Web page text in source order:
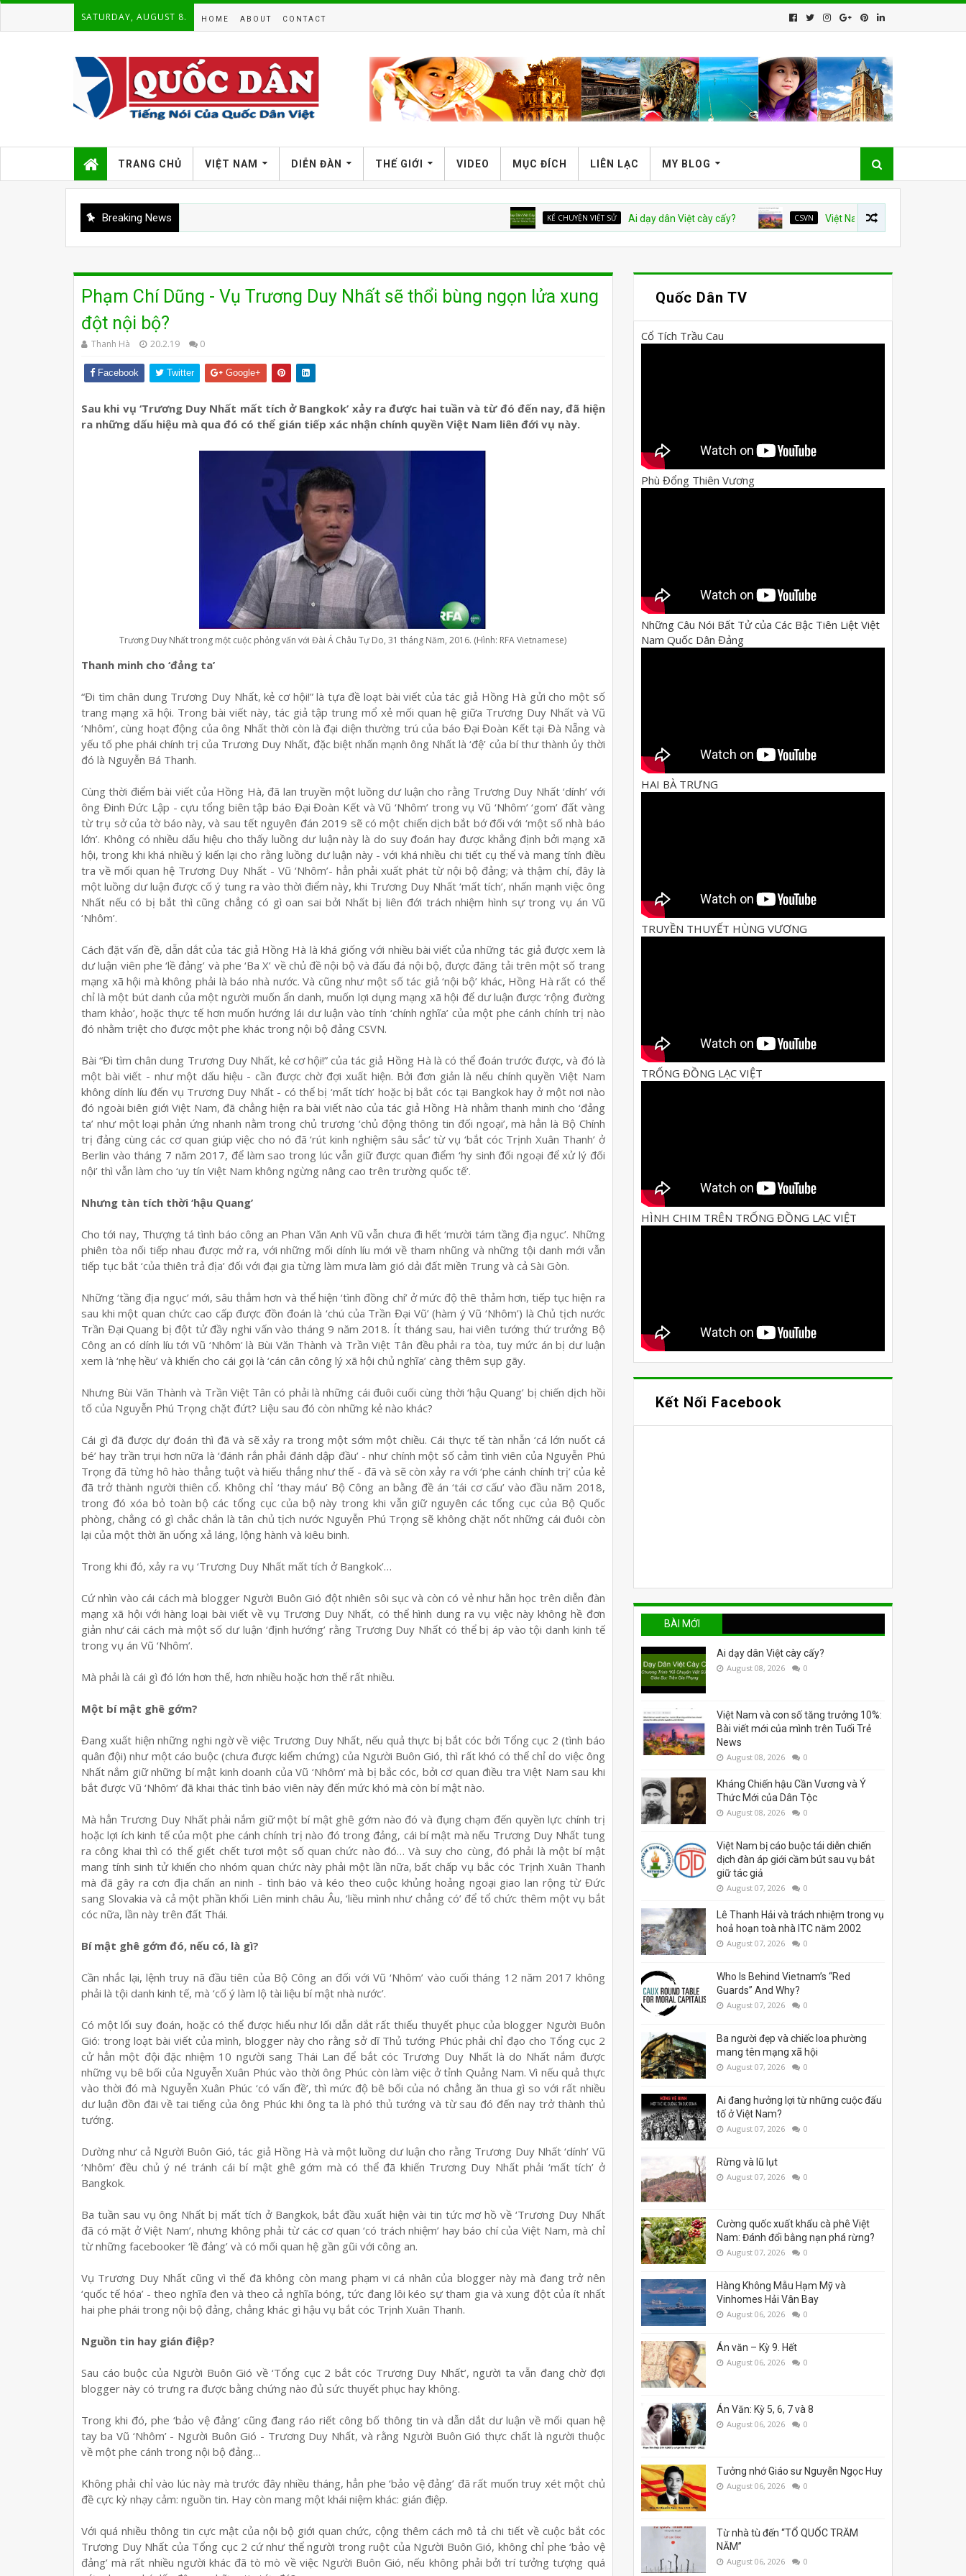
SATURDAY, AUGUST 8. HOME ABOUT CONTACT
TRANG CHỦ VIỆT NAM DIỄN ĐÀN THẾ GIỚI VIDEO MỤC ĐÍCH LIÊN LẠC MY BLOG
Breaking News KỂ CHUYỆN VIỆT SỬ Ai dạy dân Việt cày cấy? CSVN Việt Nam và con số tăng trưởng 10%:
Phạm Chí Dũng - Vụ Trương Duy Nhất sẽ thổi bùng ngọn lửa xung
đột nội bộ?
Thanh Hà 20.2.19 0
Facebook Twitter Google+
Sau khi vụ ‘Trương Duy Nhất mất tích ở Bangkok’ xảy ra được hai tuần và từ đó đến nay, đã hiện
ra những dấu hiệu mà qua đó có thể gián tiếp xác nhận chính quyền Việt Nam liên đới vụ này.
Trương Duy Nhất trong một cuộc phỏng vấn với Đài Á Châu Tự Do, 31 tháng Năm, 2016. (Hình: RFA Vietnamese)
Thanh minh cho ‘đảng ta’
“Đi tìm chân dung Trương Duy Nhất, kẻ cơ hội!” là tựa đề loạt bài viết của tác giả Hồng Hà gửi cho một số
trang mạng xã hội. Trong bài viết này, tác giả tập trung mổ xẻ mối quan hệ giữa Trương Duy Nhất và Vũ
‘Nhôm’, cùng hoạt động của ông Nhất thời còn là đại diện thường trú của báo Đại Đoàn Kết tại Đà Nẵng và
yếu tố phe phái chính trị của Trương Duy Nhất, đặc biệt nhấn mạnh ông Nhất là ‘đệ’ của bí thư thành ủy thời
đó là Nguyễn Bá Thanh.
Cùng thời điểm bài viết của Hồng Hà, đã lan truyền một luồng dư luận cho rằng Trương Duy Nhất ‘dính’ với
ông Đinh Đức Lập - cựu tổng biên tập báo Đại Đoàn Kết và Vũ ‘Nhôm’ trong vụ Vũ ‘Nhôm’ ‘gom’ đất vàng
từ trụ sở của tờ báo này, và sau tết nguyên đán 2019 sẽ có một chiến dịch bắt bớ đối với ‘một số nhà báo
lớn’. Không có nhiều dấu hiệu cho thấy luồng dư luận này là do suy đoán hay được khẳng định bởi mạng xã
hội, trong khi khá nhiều ý kiến lại cho rằng luồng dư luận này - với khá nhiều chi tiết cụ thể và mang tính điều
tra về mối quan hệ Trương Duy Nhất - Vũ ‘Nhôm’- hẳn phải xuất phát từ nội bộ đảng; và thậm chí, đây là
một luồng dư luận được cố ý tung ra vào thời điểm này, khi Trương Duy Nhất ‘mất tích’, nhấn mạnh việc ông
Nhất nếu có bị bắt thì cũng chẳng có gì oan sai bởi Nhất bị liên đới trách nhiệm hình sự trong vụ án Vũ
‘Nhôm’.
Cách đặt vấn đề, dẫn dắt của tác giả Hồng Hà là khá giống với nhiều bài viết của những tác giả được xem là
dư luận viên phe ‘lề đảng’ và phe ‘Ba X’ về chủ đề nội bộ và đấu đá nội bộ, được đăng tải trên một số trang
mạng xã hội mà không phải là báo nhà nước. Và cũng như một số tác giả ‘nội bộ’ khác, Hồng Hà rất có thể
chỉ là một bút danh của một người muốn ẩn danh, muốn lợi dụng mạng xã hội để dư luận được ‘rộng đường
tham khảo’, hoặc thực tế hơn muốn hướng lái dư luận vào tính ‘chính nghĩa’ của một phe cánh chính trị nào
đó nhằm triệt cho được một phe khác trong nội bộ đảng CSVN.
Bài “Đi tìm chân dung Trương Duy Nhất, kẻ cơ hội!” của tác giả Hồng Hà là có thể đoán trước được, và đó là
một bài viết - như một dấu hiệu - cần được chờ đợi xuất hiện. Bởi đơn giản là nếu chính quyền Việt Nam
không dính líu đến vụ Trương Duy Nhất - có thể bị ‘mất tích’ hoặc bị bắt cóc tại Bangkok hay ở một nơi nào
đó ngoài biên giới Việt Nam, đã chẳng hiện ra bài viết nào của tác giả Hồng Hà nhằm thanh minh cho ‘đảng
ta’ như một loại phản ứng nhanh nằm trong chủ trương ‘chủ động thông tin đối ngoại’, mà hẳn là Bộ Chính
trị đảng cùng các cơ quan giúp việc cho nó đã ‘rút kinh nghiệm sâu sắc’ từ vụ ‘bắt cóc Trịnh Xuân Thanh’ ở
Berlin vào tháng 7 năm 2017, để làm sao trong lúc vẫn giữ được quan điểm ‘hy sinh đối ngoại để xử lý đối
nội’ thì vẫn làm cho ‘uy tín Việt Nam không ngừng nâng cao trên trường quốc tế’.
Nhưng tàn tích thời ‘hậu Quang’
Cho tới nay, Thượng tá tình báo công an Phan Văn Anh Vũ vẫn chưa đi hết ‘mười tám tầng địa ngục’. Những
phiên tòa nối tiếp nhau được mở ra, với những mối dính líu mới về tham nhũng và những tội danh mới vẫn
tiếp tục bắt ‘của thiên trả địa’ đối với đại gia từng làm mưa làm gió dải đất miền Trung và cả Sài Gòn.
Những ‘tầng địa ngục’ mới, sâu thẳm hơn và thể hiện ‘tình đồng chí’ ở mức độ thê thảm hơn, tiếp tục hiện ra
sau khi một quan chức cao cấp được đồn đoán là ‘chú của Trần Đại Vũ’ (hàm ý Vũ ‘Nhôm’) là Chủ tịch nước
Trần Đại Quang bị đột tử đầy nghi vấn vào tháng 9 năm 2018. Ít tháng sau, hai viên tướng thứ trưởng Bộ
Công an có dính líu tới Vũ ‘Nhôm’ là Bùi Văn Thành và Trần Việt Tân đều phải ra tòa, tuy mức án bị dư luận
xem là ‘nhẹ hều’ và khiến cho cái gọi là ‘cán cân công lý xã hội chủ nghĩa’ càng thêm sụp gãy.
Nhưng Bùi Văn Thành và Trần Việt Tân có phải là những cái đuôi cuối cùng thời ‘hậu Quang’ bị chiến dịch hồi
tố của Nguyễn Phú Trọng chặt đứt? Liệu sau đó còn những kẻ nào khác?
Cái gì đã được dự đoán thì đã và sẽ xảy ra trong một sớm một chiều. Cái thực tế tàn nhẫn ‘cá lớn nuốt cá
bé’ hay trần trụi hơn nữa là ‘đánh rắn phải đánh dập đầu’ - như chính một số cảm tình viên của Nguyễn Phú
Trọng đã từng hô hào thẳng tuột và hiếu thắng như thế - đã và sẽ còn xảy ra với ‘phe cánh chính trị’ của kẻ
đã trở thành người thiên cổ. Không chỉ ‘thay máu’ Bộ Công an bằng đề án ‘tái cơ cấu’ vào đầu năm 2018,
trong đó xóa bỏ toàn bộ các tổng cục của bộ này trong khi vẫn giữ nguyên các tổng cục của Bộ Quốc
phòng, chẳng có gì chắc chắn là tân chủ tịch nước Nguyễn Phú Trọng sẽ không chặt nốt những cái đuôi còn
lại của một thời ăn uống xả láng, lộng hành và kiêu binh.
Trong khi đó, xảy ra vụ ‘Trương Duy Nhất mất tích ở Bangkok’…
Cứ nhìn vào cái cách mà blogger Người Buôn Gió đột nhiên sôi sục và còn có vẻ như hằn học trên diễn đàn
mạng xã hội với hàng loại bài viết về vụ Trương Duy Nhất, có thể hình dung ra vụ việc này không hề đơn
giản như cái cách mà một số dư luận ‘định hướng’ rằng Trương Duy Nhất có thể bị áp vào tội danh kinh tế
trong vụ án Vũ ‘Nhôm’.
Mà phải là cái gì đó lớn hơn thế, hơn nhiều hoặc hơn thế rất nhiều.
Một bí mật ghê gớm?
Đang xuất hiện những nghi ngờ về việc Trương Duy Nhất, nếu quả thực bị bắt cóc bởi Tổng cục 2 (tình báo
quân đội) như một cáo buộc (chưa được kiểm chứng) của Người Buôn Gió, thì rất khó có thể chỉ do việc ông
Nhất nắm giữ những bí mật kinh doanh của Vũ ‘Nhôm’ mà bị bắc cóc, bởi cơ quan điều tra Việt Nam sau khi
bắt được Vũ ‘Nhôm’ đã khai thác tình báo viên này đến mức khó mà còn bí mật nào.
Mà hẳn Trương Duy Nhất phải nắm giữ một bí mật ghê gớm nào đó và đụng chạm đến quyền lực chính trị
hoặc lợi ích kinh tế của một phe cánh chính trị nào đó trong đảng, cái bí mật mà nếu Trương Duy Nhất tung
ra công khai thì có thể giết chết tươi một số quan chức nào đó… Và suy cho cùng, đó phải là một bí mật
mang tính sinh tử khiến cho nhóm quan chức này phải một lần nữa, bất chấp vụ bắc cóc Trịnh Xuân Thanh
mà đã gây ra cơn địa chấn an ninh - tình báo và kéo theo cuộc khủng hoảng ngoại giao lan rộng từ Đức
sang Slovakia và cả một phần khối Liên minh châu Âu, ‘liều mình như chẳng có’ để tổ chức thêm một vụ bắt
cóc nữa, lần này trên đất Thái.
Bí mật ghê gớm đó, nếu có, là gì?
Cần nhắc lại, lệnh truy nã đầu tiên của Bộ Công an đối với Vũ ‘Nhôm’ vào cuối tháng 12 năm 2017 không
phải là tội danh kinh tế, mà ‘cố ý làm lộ tài liệu bí mật nhà nước’.
Có một lối suy đoán, hoặc có thể được hiểu như lối dẫn dắt rất thiếu thuyết phục của blogger Người Buôn
Gió: trong loạt bài viết của mình, blogger này cho rằng sở dĩ Thủ tướng Phúc phải chỉ đạo cho Tổng cục 2
cử hẳn một đội đặc nhiệm 10 người sang Thái Lan để bắt cóc Trương Duy Nhất là do Nhất nắm được
những vụ bê bối của Nguyễn Xuân Phúc vào thời ông Phúc còn làm việc ở tỉnh Quảng Nam. Vì nếu quả thực
vào thời đó mà Nguyễn Xuân Phúc ‘có vấn đề’, thì mức độ bê bối của nó chẳng ăn thua gì so với rất nhiều
dư luận đồn đãi về tai tiếng của ông Phúc khi ông ta là phó thủ tướng và từ sau đó đến nay trở thành thủ
tướng.
Dường như cả Người Buôn Gió, tác giả Hồng Hà và một luồng dư luận cho rằng Trương Duy Nhất ‘dính’ Vũ
‘Nhôm’ đều chủ ý né tránh cái bí mật ghê gớm mà có thể đã khiến Trương Duy Nhất phải ‘mất tích’ ở
Bangkok.
Ba tuần sau vụ ông Nhất bị mất tích ở Bangkok, bắt đầu xuất hiện vài tin tức mơ hồ về ‘Trương Duy Nhất
đã có mặt ở Việt Nam’, nhưng không phải từ các cơ quan ‘có trách nhiệm’ hay báo chí của Việt Nam, mà chỉ
từ những facebooker ‘lề đảng’ và có mối quan hệ gần gũi với công an.
Vụ Trương Duy Nhất cũng vì thế đã không còn mang phạm vi cá nhân của blogger này mà đang trở nên
‘quốc tế hóa’ - theo nghĩa đen và theo cả nghĩa bóng, tức đang lôi kéo sự tham gia và xung đột của ít nhất
hai phe phái trong nội bộ đảng, chẳng khác gì hậu vụ bắt cóc Trịnh Xuân Thanh.
Nguồn tin hay gián điệp?
Sau cáo buộc của Người Buôn Gió về ‘Tổng cục 2 bắt cóc Trương Duy Nhất’, người ta vẫn đang chờ đợi
blogger này có trưng ra được bằng chứng nào đủ sức thuyết phục hay không.
Trong khi đó, phe ‘bảo vệ đảng’ cũng đang ráo riết công bố thông tin và dẫn dắt dư luận về mối quan hệ
tay ba Vũ ‘Nhôm’ - Người Buôn Gió - Trương Duy Nhất, và rằng Người Buôn Gió thực chất là người thuộc
về một phe cánh trong nội bộ đảng…
Không phải chỉ vào lúc này mà trước đây nhiều tháng, hẳn phe ‘bảo vệ đảng’ đã rất muốn truy xét một chủ
đề cực kỳ nhạy cảm: nguồn tin. Hay còn mang một khái niệm khác: gián điệp.
Với quá nhiều thông tin cực mật của nội bộ giới quan chức, cộng thêm cách mô tả chi tiết về cuộc bắt cóc
Trương Duy Nhất của Tổng cục 2 cứ như thể người trong ruột của Người Buôn Gió, không chỉ phe ‘bảo vệ
đảng’ mà rất nhiều người khác đã tò mò về việc Người Buôn Gió, nếu không phải bởi trí tưởng tượng quá
Quốc Dân TV
Cổ Tích Trầu Cau
Phù Đổng Thiên Vương
Những Câu Nói Bất Tử của Các Bậc Tiên Liệt Việt
Nam Quốc Dân Đảng
HAI BÀ TRƯNG
TRUYỀN THUYẾT HÙNG VƯƠNG
TRỐNG ĐỒNG LẠC VIỆT
HÌNH CHIM TRÊN TRỐNG ĐỒNG LẠC VIỆT
Kết Nối Facebook
BÀI MỚI
Ai dạy dân Việt cày cấy?
August 08, 2026 0
Việt Nam và con số tăng trưởng 10%:
Bài viết mới của mình trên Tuổi Trẻ
News
August 08, 2026 0
Kháng Chiến hậu Cần Vương và Ý
Thức Mới của Dân Tộc
August 08, 2026 0
Việt Nam bị cáo buộc tái diễn chiến
dịch đàn áp giới cầm bút sau vụ bắt
giữ tác giả
August 07, 2026 0
Lê Thanh Hải và trách nhiệm trong vụ
hoả hoạn toà nhà ITC năm 2002
August 07, 2026 0
Who Is Behind Vietnam’s “Red
Guards” And Why?
August 07, 2026 0
Ba người đẹp và chiếc loa phường
mang tên mạng xã hội
August 07, 2026 0
Ai đang hưởng lợi từ những cuộc đấu
tố ở Việt Nam?
August 07, 2026 0
Rừng và lũ lụt
August 07, 2026 0
Cường quốc xuất khẩu cà phê Việt
Nam: Đánh đổi bằng nạn phá rừng?
August 07, 2026 0
Hàng Không Mẫu Hạm Mỹ và
Vinhomes Hải Vân Bay
August 06, 2026 0
Án văn – Kỳ 9. Hết
August 06, 2026 0
Án Văn: Kỳ 5, 6, 7 và 8
August 06, 2026 0
Tưởng nhớ Giáo sư Nguyễn Ngọc Huy
August 06, 2026 0
Từ nhà tù đến “TỔ QUỐC TRĂM
NĂM”
August 06, 2026 0